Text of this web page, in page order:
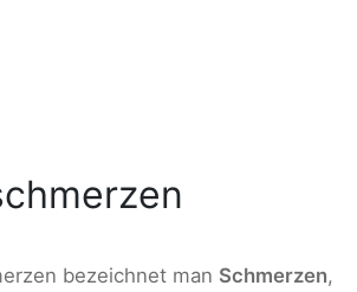
bezeichnet man Schmerzen,